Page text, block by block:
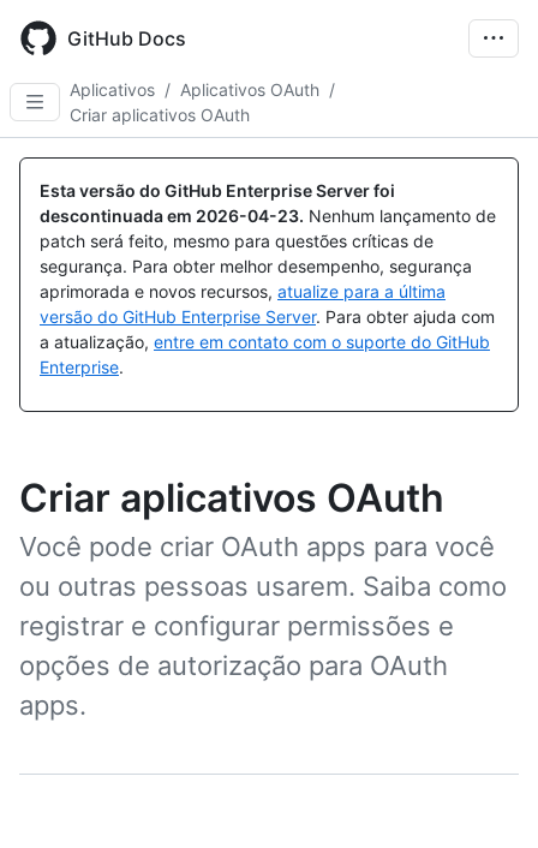
main
content
GitHub Docs
Aplicativos / Aplicativos OAuth /
Criar aplicativos OAuth
Esta versão do GitHub Enterprise Server foi
descontinuada em 2026-04-23. Nenhum lançamento de
patch será feito, mesmo para questões críticas de
segurança. Para obter melhor desempenho, segurança
aprimorada e novos recursos, atualize para a última
versão do GitHub Enterprise Server. Para obter ajuda com
a atualização, entre em contato com o suporte do GitHub
Enterprise.
Criar aplicativos OAuth
Você pode criar OAuth apps para você
ou outras pessoas usarem. Saiba como
registrar e configurar permissões e
opções de autorização para OAuth
apps.